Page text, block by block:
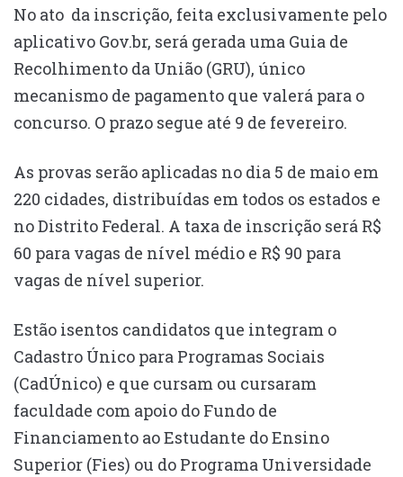
No ato da inscrição, feita exclusivamente pelo
aplicativo Gov.br, será gerada uma Guia de
Recolhimento da União (GRU), único
mecanismo de pagamento que valerá para o
concurso. O prazo segue até 9 de fevereiro.
As provas serão aplicadas no dia 5 de maio em
220 cidades, distribuídas em todos os estados e
no Distrito Federal. A taxa de inscrição será R$
60 para vagas de nível médio e R$ 90 para
vagas de nível superior.
Estão isentos candidatos que integram o
Cadastro Único para Programas Sociais
(CadÚnico) e que cursam ou cursaram
faculdade com apoio do Fundo de
Financiamento ao Estudante do Ensino
Superior (Fies) ou do Programa Universidade